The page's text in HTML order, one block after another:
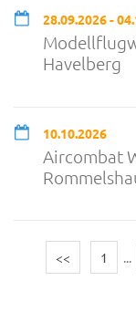
28.09.2026 -
Havelberg
10.10.2026
Aircombat
<< 1 ...